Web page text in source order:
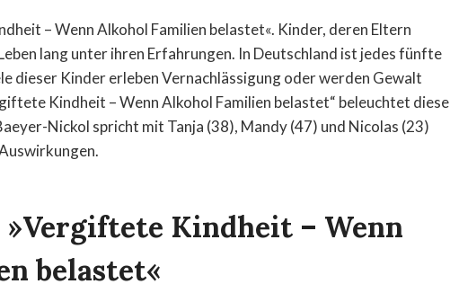
– Wenn Alkohol Familien belastet«. Kinder, deren Eltern
lang unter ihren Erfahrungen. In Deutschland ist jedes fünfte
dieser Kinder erleben Vernachlässigung oder werden Gewalt
Kindheit – Wenn Alkohol Familien belastet“ beleuchtet diese
Nickol spricht mit Tanja (38), Mandy (47) und Nicolas (23)
»Vergiftete Kindheit – Wenn
belastet«